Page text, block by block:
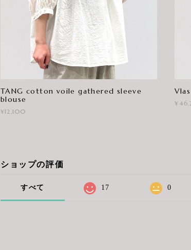
TANG cotton voile gathered sleeve
blouse
¥12,100
ショップの評価
すべて 17 0